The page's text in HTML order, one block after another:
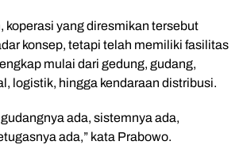
koperasi yang diresmikan tersebut
konsep, tetapi telah memiliki fasilitas
mulai dari gedung, gudang,
logistik, hingga kendaraan distribusi.
ada, sistemnya ada,
ada,” kata Prabowo.